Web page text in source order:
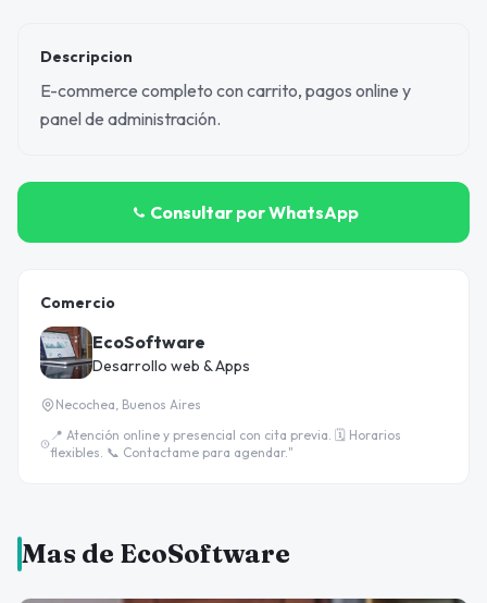
Descripcion
E-commerce completo con carrito, pagos online y
panel de administración.
Consultar por WhatsApp
Comercio
EcoSoftware
Desarrollo web & Apps
Necochea, Buenos Aires
📍 Atención online y presencial con cita previa. 🗓️ Horarios
flexibles. 📞 Contactame para agendar."
Mas de EcoSoftware